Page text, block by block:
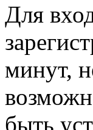
Для
минут,
быть